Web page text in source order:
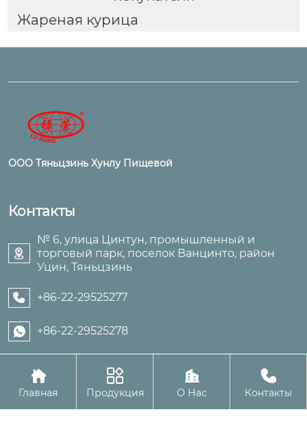
Жареная курица
ООО Тяньцзинь Хунлу Пищевой
Контакты

№ 6, улица Цинтун, промышленный и
торговый парк, поселок Ванцинто, район
Уцин, Тяньцзинь
 +86-22-29525277
 +86-22-29525278
Авторское право©ООО Тяньцзинь Хунлу Пищевой

Главная

Продукция

О Нас

Контакты